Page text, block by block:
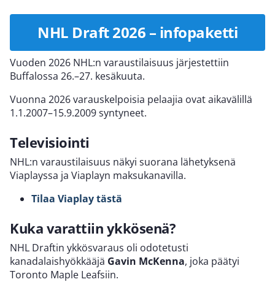
NHL Draft 2026 – infopaketti
Vuoden 2026 NHL:n varaustilaisuus järjestettiin
Buffalossa 26.–27. kesäkuuta.
Vuonna 2026 varauskelpoisia pelaajia ovat aikavälillä
1.1.2007–15.9.2009 syntyneet.
Televisiointi
NHL:n varaustilaisuus näkyi suorana lähetyksenä
Viaplayssa ja Viaplayn maksukanavilla.
Tilaa Viaplay tästä
Kuka varattiin ykkösenä?
NHL Draftin ykkösvaraus oli odotetusti
kanadalaishyökkääjä Gavin McKenna, joka päätyi
Toronto Maple Leafsiin.